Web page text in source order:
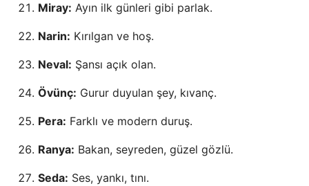
Miray: Ayın ilk günleri gibi parlak.
Narin: Kırılgan ve hoş.
Neval: Şansı açık olan.
Övünç: Gurur duyulan şey, kıvanç.
Pera: Farklı ve modern duruş.
Ranya: Bakan, seyreden, güzel gözlü.
Seda: Ses, yankı, tını.